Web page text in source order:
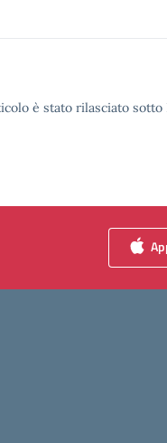
è stato rilasciato